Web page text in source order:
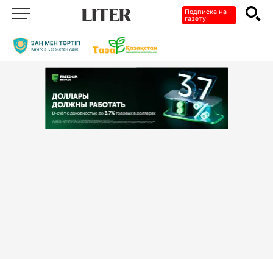
Подписка на
газету